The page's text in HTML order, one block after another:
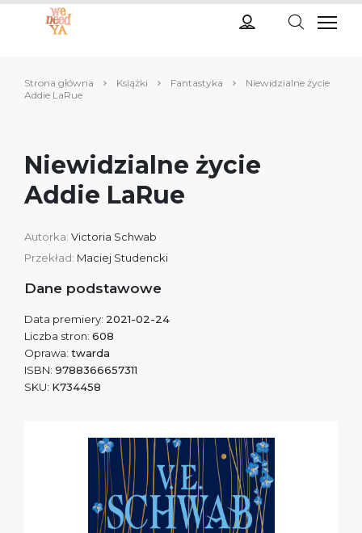
Strona główna Książki Fantastyka
Niewidzialne życie
Addie LaRue
Niewidzialne życie
Addie LaRue
Autorka: Victoria Schwab
Przekład: Maciej Studencki
Dane podstawowe
Data premiery: 2021-02-24
Liczba stron: 608
Oprawa: twarda
ISBN: 9788366657311
SKU: K734458